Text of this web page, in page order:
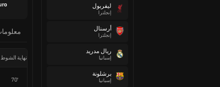
ليفربول
إنجلترا
أرسنال
إنجلترا
ريال مدريد
إسبانيا
برشلونة
إسبانيا
نهاية الشوط
70'